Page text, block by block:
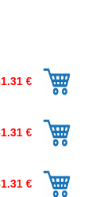
€
€
€